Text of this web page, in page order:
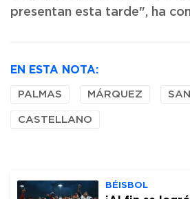
presentan esta tarde", ha
EN ESTA NOTA:
PALMAS MÁRQUEZ
CASTELLANO
BÉISBOL